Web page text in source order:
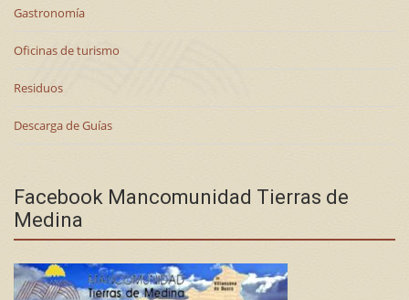
Gastronomía
Oficinas de turismo
Residuos
Descarga de Guías
Facebook Mancomunidad Tierras de
Medina